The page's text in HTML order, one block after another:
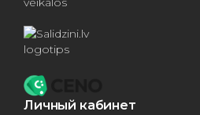
Личный кабинет